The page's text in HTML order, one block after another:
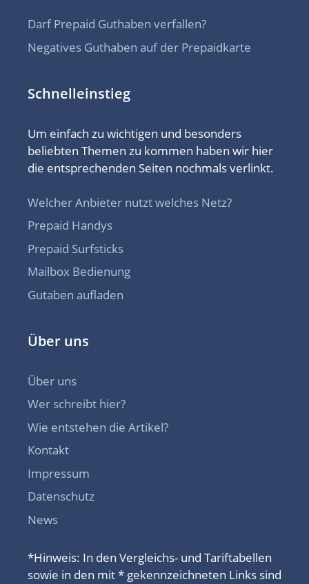
Darf Prepaid Guthaben verfallen?
Negatives Guthaben auf der Prepaidkarte
Schnelleinstieg
Um einfach zu wichtigen und besonders
beliebten Themen zu kommen haben wir hier
die entsprechenden Seiten nochmals verlinkt.
Welcher Anbieter nutzt welches Netz?
Prepaid Handys
Prepaid Surfsticks
Mailbox Bedienung
Gutaben aufladen
Über uns
Über uns
Wer schreibt hier?
Wie entstehen die Artikel?
Kontakt
Impressum
Datenschutz
News
*Hinweis: In den Vergleichs- und Tariftabellen
sowie in den mit * gekennzeichneten Links sind